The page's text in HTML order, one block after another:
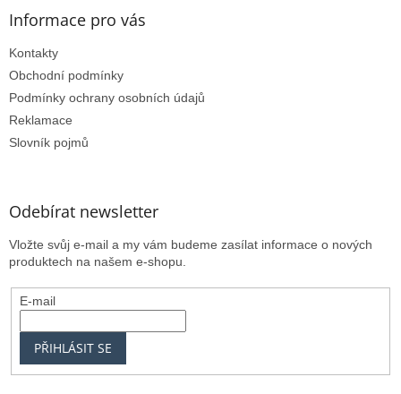
Informace pro vás
Kontakty
Obchodní podmínky
Podmínky ochrany osobních údajů
Reklamace
Slovník pojmů
Odebírat newsletter
Vložte svůj e-mail a my vám budeme zasílat informace o nových
produktech na našem e-shopu.
E-mail
PŘIHLÁSIT SE